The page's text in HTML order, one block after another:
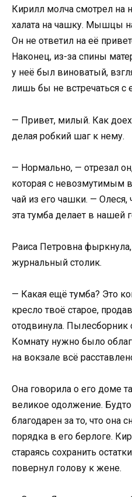
Кирилл молча смотрел на
халата на чашку. Мышцы
Он не ответил на её
Наконец, из-за спины
у неё был виноватый,
лишь бы не встречаться с
— Привет, милый. Как
делая робкий шаг к нему.
— Нормально, — отрезал
которая с невозмутимым
чай из его чашки. — Олеся,
эта тумба делает в нашей
Раиса Петровна
журнальный столик.
— Какая ещё тумба? Это
кресло твоё старое,
отодвинула. Пылесборник
Комнату нужно было
на вокзале всё
Она говорила о его доме
великое одолжение.
благодарен за то, что она
порядка в его берлоге.
стараясь сохранить
повернул голову к жене.